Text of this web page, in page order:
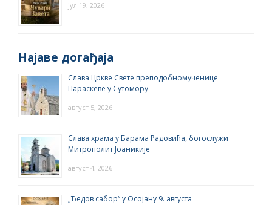
јул 19, 2026
Најаве догађаја
Слава Цркве Свете преподобномученице
Параскеве у Сутомору
август 5, 2026
Слава храма у Барама Радовића, богослужи
Митрополит Јоаникије
август 4, 2026
„Ђедов сабор“ у Осојану 9. августа